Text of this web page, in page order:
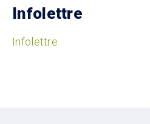
Infolettre
Infolettre